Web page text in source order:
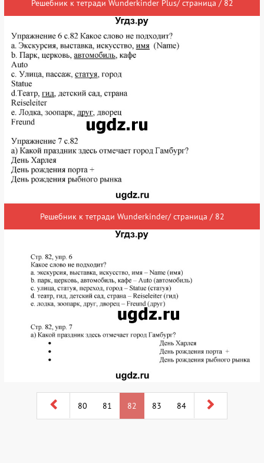
Решебник к тетради Wunderkinder Plus/ страница / 82
Решебник к тетради Wunderkinder/ страница / 82
80 81 82 83 84